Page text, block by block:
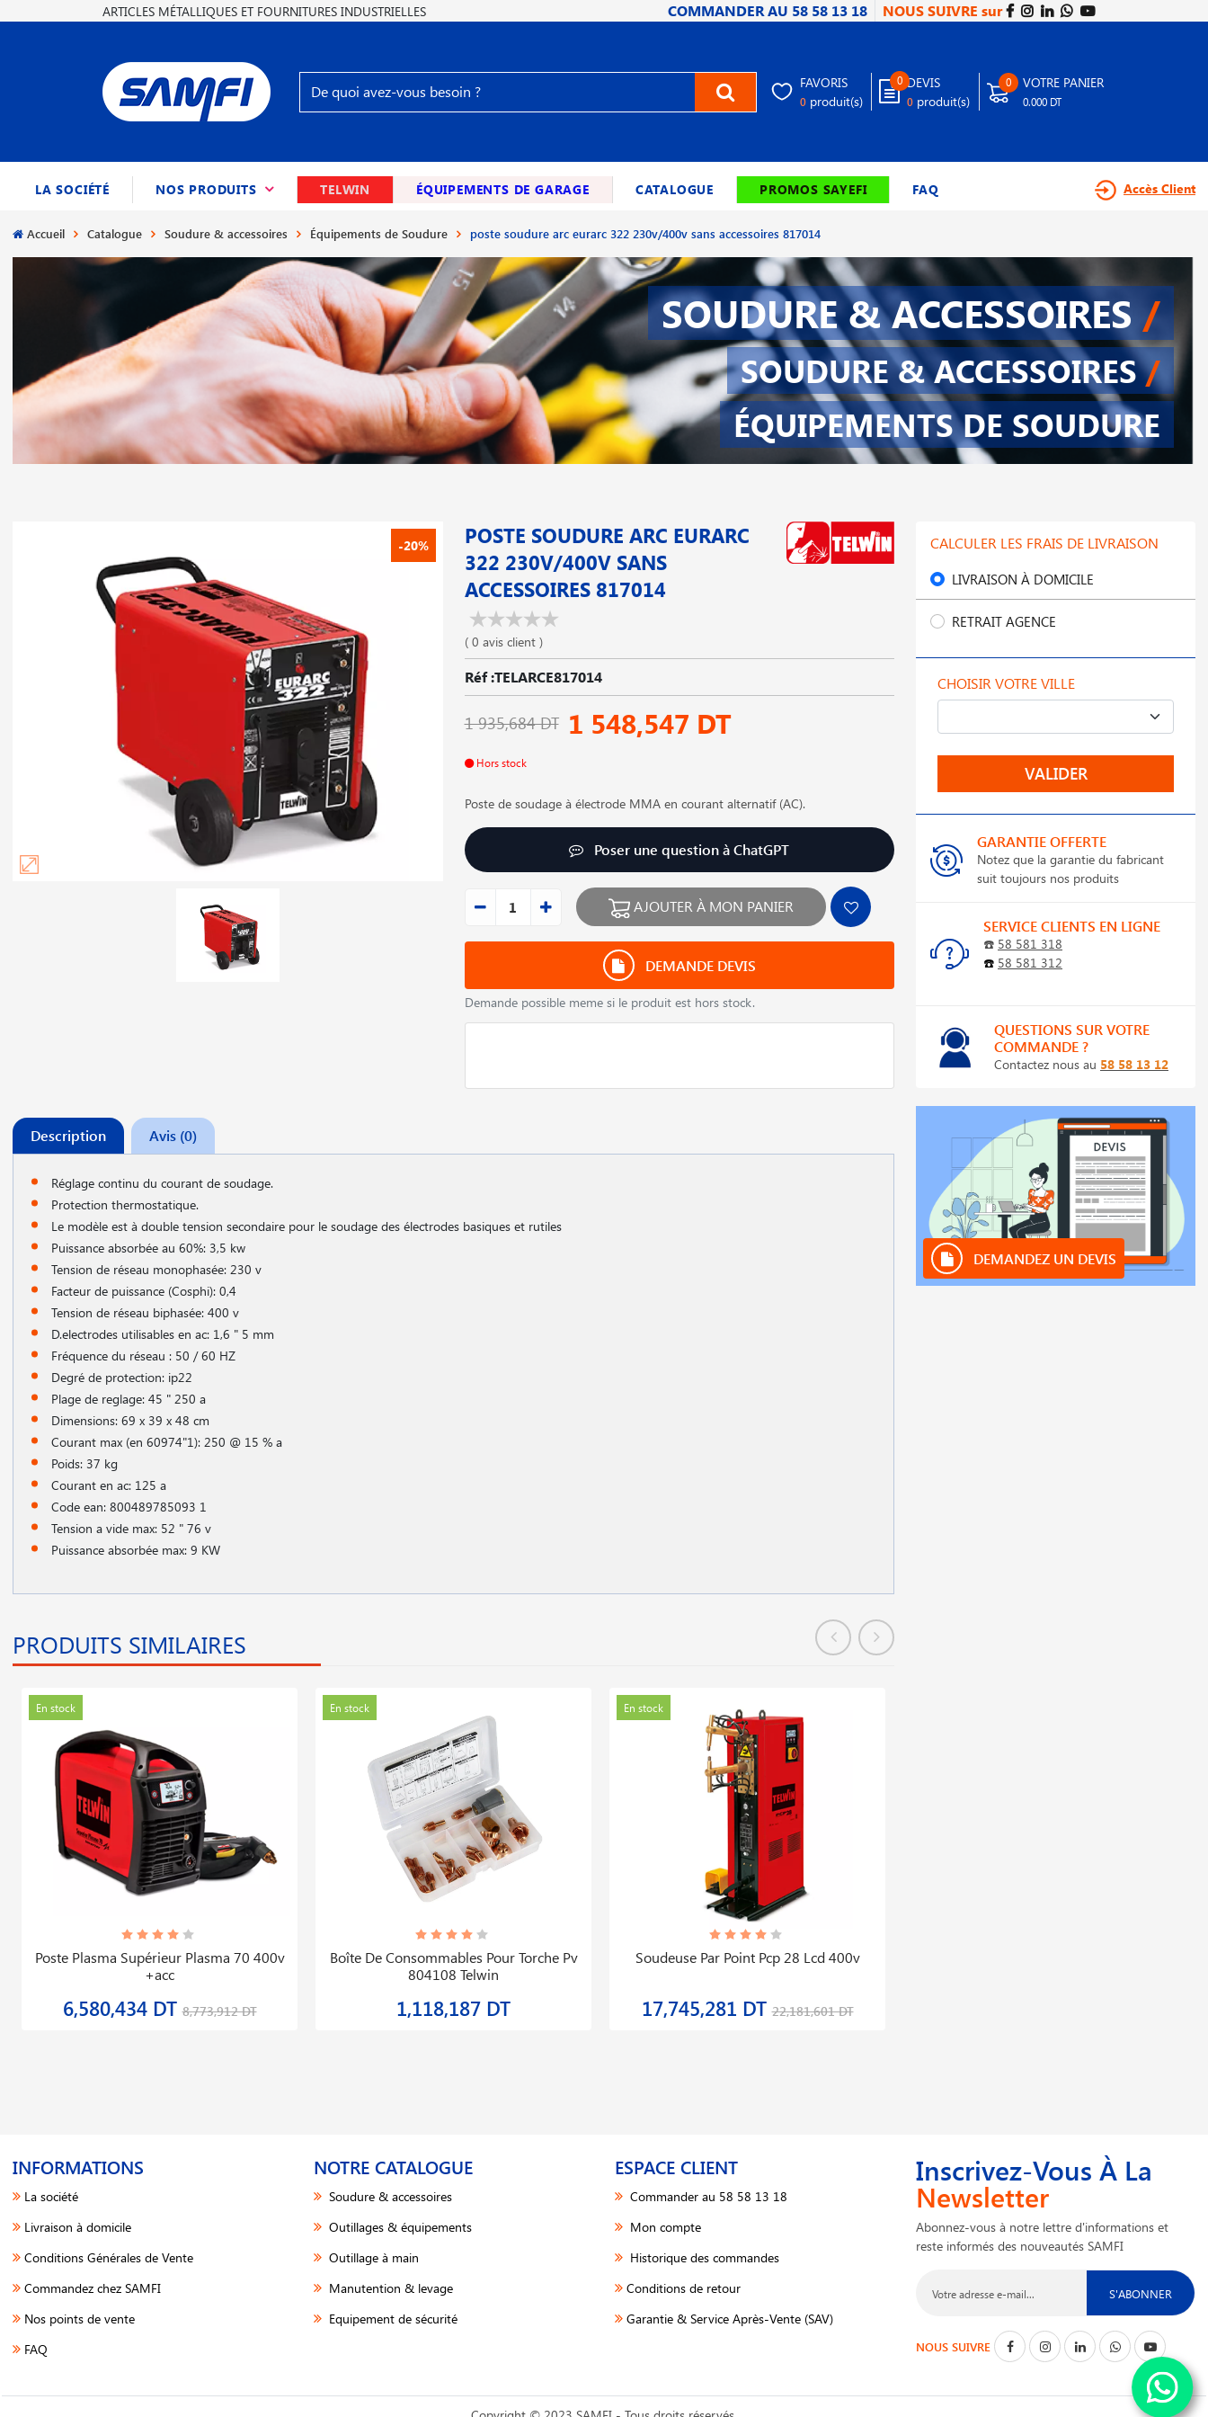
ARTICLES MÉTALLIQUES ET FOURNITURES INDUSTRIELLES COMMANDER AU 58 58 13 18 NOUS SUIVRE sur
FAVORIS
0 produit(s)
0 DEVIS
0 produit(s)
0 VOTRE PANIER
0.000 DT
LA SOCIÉTÉ NOS PRODUITS (CURRENT)TELWIN ÉQUIPEMENTS DE GARAGE CATALOGUE PROMOS SAYEFI FAQ Accès Client
Accueil Catalogue Soudure & accessoires Équipements de Soudure poste soudure arc eurarc 322 230v/400v sans accessoires 817014
SOUDURE & ACCESSOIRES /
SOUDURE & ACCESSOIRES/
ÉQUIPEMENTS DE SOUDURE
-20%
POSTE SOUDURE ARC EURARC
322 230V/400V SANS
ACCESSOIRES 817014
( 0 avis client )
Réf :TELARCE817014
1 935,684 DT 1 548,547 DT
Hors stock
Poste de soudage à électrode MMA en courant alternatif (AC).
Poser une question à ChatGPT
AJOUTER À MON PANIER
DEMANDE DEVIS
Demande possible meme si le produit est hors stock.
Description Avis (0)
Réglage continu du courant de soudage.
Protection thermostatique.
Le modèle est à double tension secondaire pour le soudage des électrodes basiques et rutiles
Puissance absorbée au 60%: 3,5 kw
Tension de réseau monophasée: 230 v
Facteur de puissance (Cosphi): 0,4
Tension de réseau biphasée: 400 v
D.electrodes utilisables en ac: 1,6 " 5 mm
Fréquence du réseau : 50 / 60 HZ
Degré de protection: ip22
Plage de reglage: 45 " 250 a
Dimensions: 69 x 39 x 48 cm
Courant max (en 60974"1): 250 @ 15 % a
Poids: 37 kg
Courant en ac: 125 a
Code ean: 800489785093 1
Tension a vide max: 52 " 76 v
Puissance absorbée max: 9 KW
PRODUITS SIMILAIRES
En stock
Poste Plasma Supérieur Plasma 70 400v
+acc
6,580,434 DT8,773,912 DT
En stock
Boîte De Consommables Pour Torche Pv
804108 Telwin
1,118,187 DT
En stock
Soudeuse Par Point Pcp 28 Lcd 400v
17,745,281 DT22,181,601 DT
CALCULER LES FRAIS DE LIVRAISON
LIVRAISON À DOMICILE
RETRAIT AGENCE
CHOISIR VOTRE VILLE
VALIDER
GARANTIE OFFERTE
Notez que la garantie du fabricant
suit toujours nos produits
SERVICE CLIENTS EN LIGNE
☎️ 58 581 318
☎️ 58 581 312
QUESTIONS SUR VOTRE
COMMANDE ?
Contactez nous au 58 58 13 12
DEMANDEZ UN DEVIS
INFORMATIONS
La société
Livraison à domicile
Conditions Générales de Vente
Commandez chez SAMFI
Nos points de vente
FAQ
NOTRE CATALOGUE
Soudure & accessoires
Outillages & équipements
Outillage à main
Manutention & levage
Equipement de sécurité
ESPACE CLIENT
Commander au 58 58 13 18
Mon compte
Historique des commandes
Conditions de retour
Garantie & Service Après-Vente (SAV)
Inscrivez-Vous À La
Newsletter
Abonnez-vous à notre lettre d'informations et
reste informés des nouveautés SAMFI
S'ABONNER
NOUS SUIVRE